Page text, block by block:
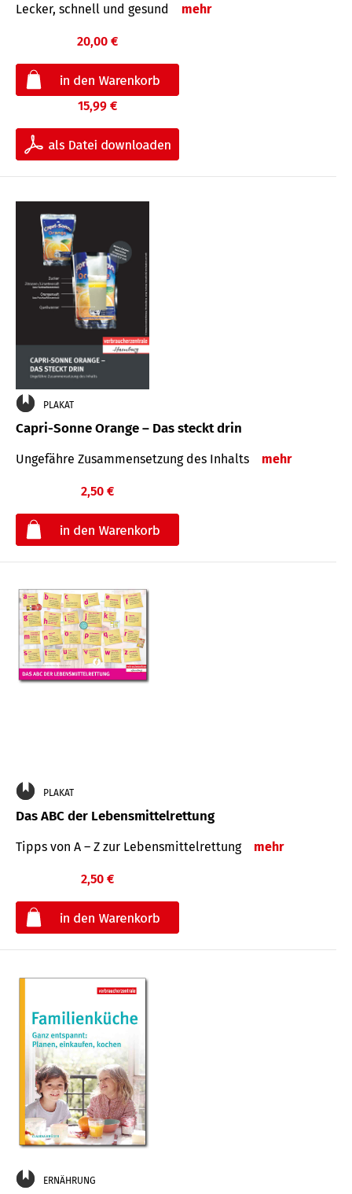
Lecker, schnell und gesund mehr
20,00 €
15,99 €
PLAKAT
Capri-Sonne Orange – Das steckt drin
Ungefähre Zu­sammen­setzung des Inhalts mehr
2,50 €
PLAKAT
Das ABC der Lebensmittelrettung
Tipps von A – Z zur Lebensmittelrettung mehr
2,50 €
ERNÄHRUNG